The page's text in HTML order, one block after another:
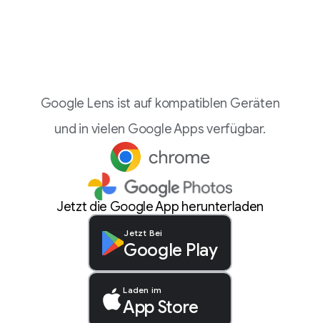
Google Lens ist auf kompatiblen Geräten
und in vielen Google Apps verfügbar.
Jetzt die Google App herunterladen
Jetzt Bei
Google Play
Laden im
App Store